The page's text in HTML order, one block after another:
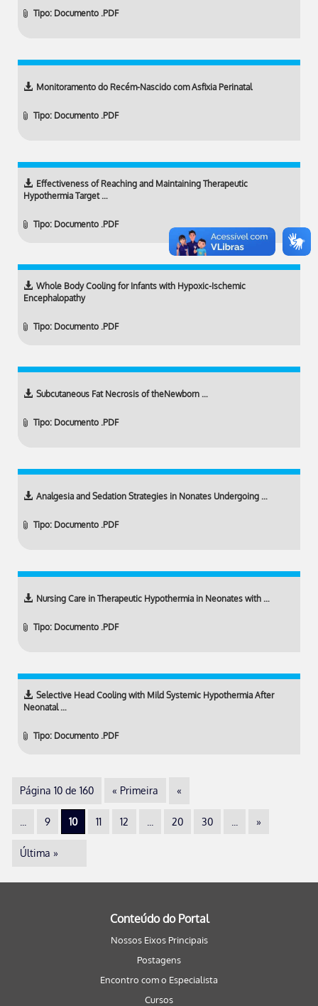
Tipo: Documento .PDF
Monitoramento do Recém-Nascido com Asfixia Perinatal
Tipo: Documento .PDF
Effectiveness of Reaching and Maintaining Therapeutic
Hypothermia Target …
Tipo: Documento .PDF
Whole Body Cooling for Infants with Hypoxic-Ischemic
Encephalopathy
Tipo: Documento .PDF
Subcutaneous Fat Necrosis of theNewborn …
Tipo: Documento .PDF
Analgesia and Sedation Strategies in Nonates Undergoing …
Tipo: Documento .PDF
Nursing Care in Therapeutic Hypothermia in Neonates with …
Tipo: Documento .PDF
Selective Head Cooling with Mild Systemic Hypothermia After
Neonatal …
Tipo: Documento .PDF
Página 10 de 160 « Primeira «
9 10 11 12 20 30 »
Última »
Conteúdo do Portal
Nossos Eixos Principais
Postagens
Encontro com o Especialista
Cursos